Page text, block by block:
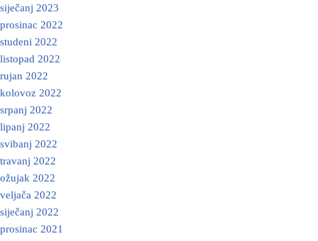
siječanj 2023
prosinac 2022
studeni 2022
listopad 2022
rujan 2022
kolovoz 2022
srpanj 2022
lipanj 2022
svibanj 2022
travanj 2022
ožujak 2022
veljača 2022
siječanj 2022
prosinac 2021